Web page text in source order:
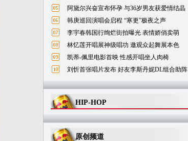
阿黛尔兴奋宣布怀孕 与36岁男友获爱情结晶
韩庚巡回演唱会启程 “寒更”极夜之声
李宇春韩国行绚烂街拍曝光 表情娇俏卖萌
林忆莲开唱展神级唱功 邀观众起舞展本色
凯蒂-佩里电影首映 性感开唱坐人肉椅
刘忻首张唱片发布 好友李斯丹妮DL组合助阵
HIP-HOP
原创频道